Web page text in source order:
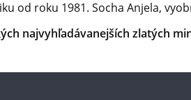
od roku 1981. Socha Anjela,
najvyhľadávanejších zlatých